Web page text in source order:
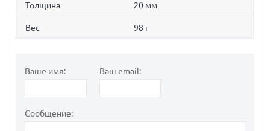
Толщина 20 мм
Вес 98 г
Ваше имя: Ваш email:
Сообщение: